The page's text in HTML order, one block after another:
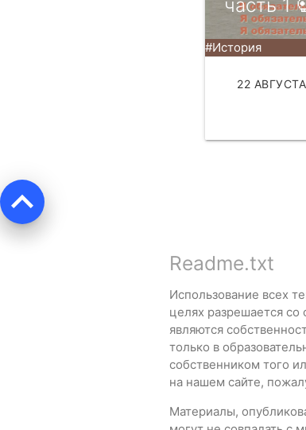
часть 1
#История
22 АВГУСТА
keyboard_arrow_up
Readme.txt
Использование всех
целях разрешается со
являются
только в
собственником того
на нашем сайте,
Материалы,